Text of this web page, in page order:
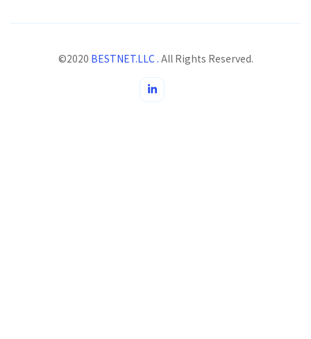
©2020 BESTNET.LLC . All Rights Reserved.